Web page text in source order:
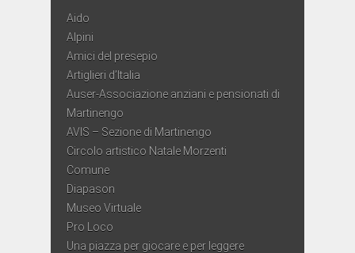
Aido
Alpini
Amici del presepio
Artiglieri d’Italia
Auser-Associazione anziani e pensionati di
Martinengo
AVIS – Sezione di Martinengo
Circolo artistico Natale Morzenti
Comune
Diapason
Museo Virtuale
Pro Loco
Una piazza per giocare e per leggere